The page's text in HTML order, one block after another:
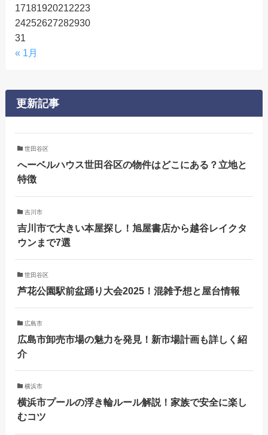
17181920212223
24252627282930
31
« 1月
更新記事
世田谷区
へーベルハウス世田谷区の物件はどこにある？立地と
特徴
吉川市
吉川市で大きい本屋探し！旭屋書店から越谷レイクタ
ウンまで7選
世田谷区
芦花公園駅前盆踊り大会2025！混雑予想と屋台情報
広島市
広島市卸売市場の魅力を発見！新市場計画も詳しく紹
介
横浜市
横浜市プールの浮き輪ルール解説！家族で安全に楽し
むコツ